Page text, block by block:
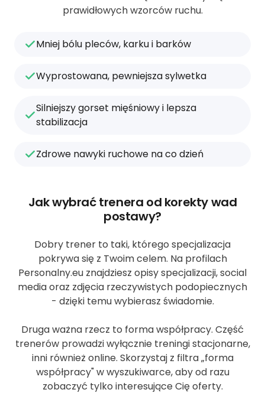
prawidłowych wzorców ruchu.
Mniej bólu pleców, karku i barków
Wyprostowana, pewniejsza sylwetka
Silniejszy gorset mięśniowy i lepsza
stabilizacja
Zdrowe nawyki ruchowe na co dzień
Jak wybrać trenera od korekty wad
postawy?
Dobry trener to taki, którego specjalizacja
pokrywa się z Twoim celem. Na profilach
Personalny.eu znajdziesz opisy specjalizacji, social
media oraz zdjęcia rzeczywistych podopiecznych
- dzięki temu wybierasz świadomie.
Druga ważna rzecz to forma współpracy. Część
trenerów prowadzi wyłącznie treningi stacjonarne,
inni również online. Skorzystaj z filtra „forma
współpracy" w wyszukiwarce, aby od razu
zobaczyć tylko interesujące Cię oferty.